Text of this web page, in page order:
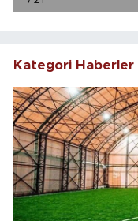
Kategori Haberler